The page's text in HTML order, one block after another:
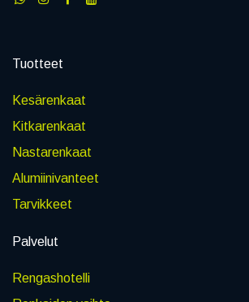
Tuotteet
Kesärenkaat
Kitkarenkaat
Nastarenkaat
Alumiinivanteet
Tarvikkeet
Palvelut
Rengashotelli